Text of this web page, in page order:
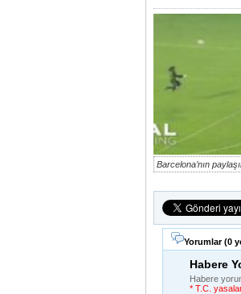
Barcelona’nın
Yorumlar (0
Habere
Habere
* T.C.